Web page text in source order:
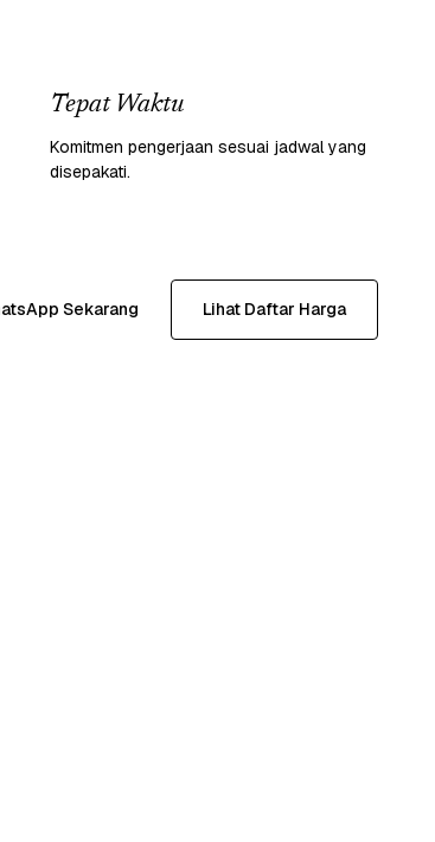
Tepat Waktu
Komitmen pengerjaan sesuai jadwal yang
disepakati.
Sekarang Lihat Daftar Harga